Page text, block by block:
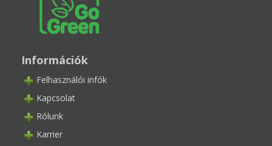
Információk
Felhasználói infók
Kapcsolat
Rólunk
Karrier